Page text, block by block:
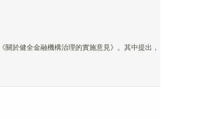
於健全金融機構治理的實施意見》。其中提出，